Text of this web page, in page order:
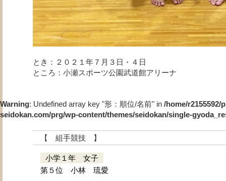
とき：２０２１年７月３日・４日
ところ：小瀬スポーツ公園武道館アリーナ
Warning: Undefined array key "形：順位/名前" in /home/r2155592/
seidokan.com/prg/wp-content/themes/seidokan/single-
【 組手競技 】
小学１年 女子
第５位 小林 琉愛